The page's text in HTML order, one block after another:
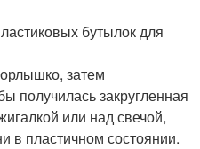
бутылок для
затем
получилась закругленная
или над свечой,
в пластичном состоянии.